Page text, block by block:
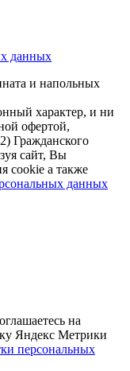
данных
и напольных
характер, и ни
офертой,
Гражданского
сайт, Вы
cookie а также
данных
на
Яндекс Метрики
персональных